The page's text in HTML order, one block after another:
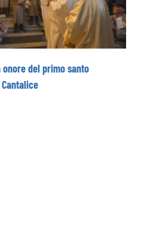
del primo santo